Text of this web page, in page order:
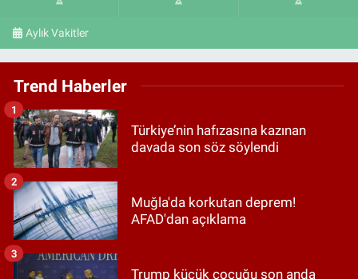
Aylık Vakitler
Trend Haberler
Türkiye’nin hafızasına kazınan
davada son söz söylendi
1
Muğla'da korkutan deprem!
AFAD'dan açıklama
2
Trump küçük çocuğu son anda
3